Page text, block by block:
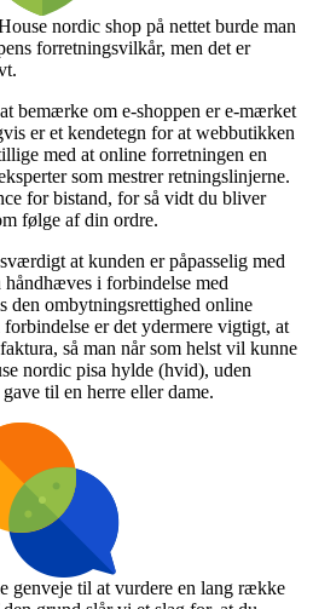
nordic shop på nettet burde man
forretningsvilkår, men det er
bemærke om e-shoppen er e-mærket
er et kendetegn for at webbutikken
med at online forretningen en
som mestrer retningslinjerne.
for bistand, for så vidt du bliver
følge af din ordre.
at kunden er påpasselig med
håndhæves i forbindelse med
den ombytningsrettighed online
er det ydermere vigtigt, at
så man når som helst vil kunne
nordic pisa hylde (hvid), uden
til en herre eller dame.
genveje til at vurdere en lang række